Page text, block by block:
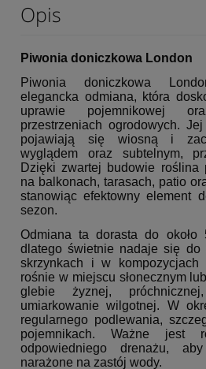
Opis
Piwonia doniczkowa London
Piwonia doniczkowa
elegancka odmiana, która
uprawie pojemnikowej
przestrzeniach ogrodowych.
pojawiają się wiosną i
wyglądem oraz subtelnym,
Dzięki zwartej budowie roślina
na balkonach, tarasach, patio
stanowiąc efektowny element
sezon.
Odmiana ta dorasta do około
dlatego świetnie nadaje się do
skrzynkach i w kompozycjach
rośnie w miejscu słonecznym
glebie żyznej,
umiarkowanie wilgotnej. W
regularnego podlewania,
pojemnikach. Ważne jest
odpowiedniego drenażu,
narażone na zastój wody.